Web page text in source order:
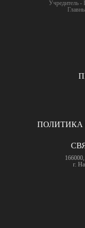
Учредитель
г.